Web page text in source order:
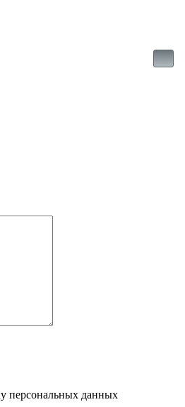
персональных данных